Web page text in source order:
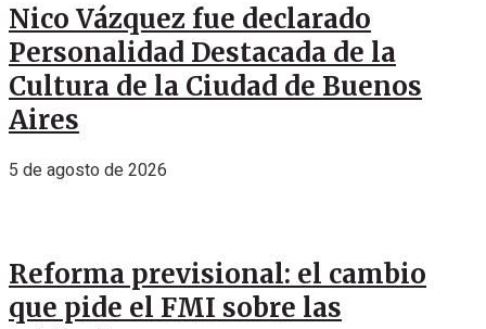
Nico Vázquez fue declarado
Personalidad Destacada de la
Cultura de la Ciudad de Buenos
Aires
5 de agosto de 2026
Reforma previsional: el cambio
que pide el FMI sobre las